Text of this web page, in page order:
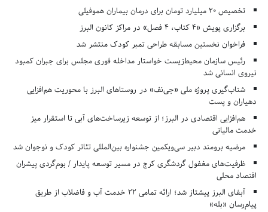
تخصیص ۲۰ میلیارد تومان برای درمان بیماران هموفیلی
برگزاری پویش «۴ کتاب، ۴ فصل» در مراکز کانون البرز
فراخوان نخستین مسابقه طراحی تمبر کودک منتشر شد
رئیس سازمان محیط‌زیست خواستار مداخله فوری مجلس برای جبران کمبود
نیروی انسانی شد
شتاب‌گیری پروژه ملی «جی‌نف» در روستاهای البرز با محوریت هم‌افزایی
دهیاران و پست
هم‌افزایی اقتصادی در البرز؛ از توسعه زیرساخت‌های آبی تا استقرار میز
خدمت مالیاتی
مرضیه برومند دبیر سی‌ویکمین جشنواره بین‌المللی تئاتر کودک و نوجوان شد
ظرفیت‌های مغفول گردشگری کرج در مسیر توسعه پایدار / بوم‌گردی پیشران
اقتصاد محلی
آبفای البرز پیشتاز شد؛ ارائه تمامی ۲۲ خدمت آب و فاضلاب از طریق
پیام‌رسان «بله»